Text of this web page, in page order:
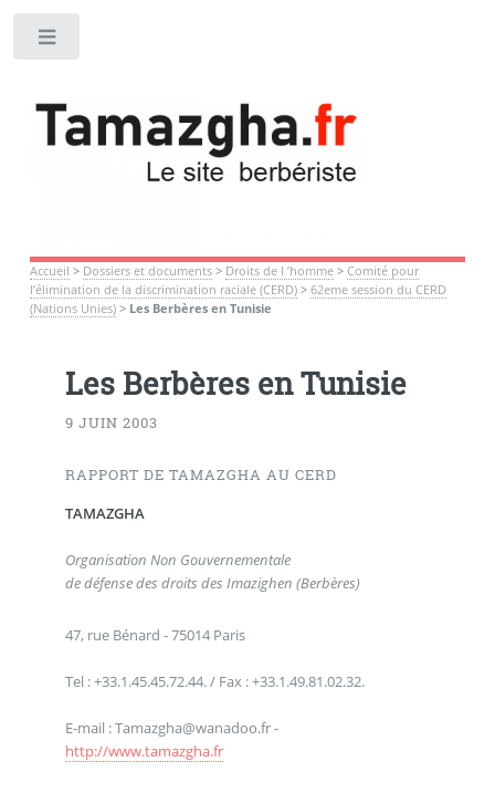
Accueil > Dossiers et documents> Droits de l ’homme> Comité pour
l’élimination de la discrimination raciale (CERD)> 62eme session du CERD
(Nations Unies)> Les Berbères en Tunisie
Les Berbères en Tunisie
9 JUIN 2003
RAPPORT DE TAMAZGHA AU CERD
TAMAZGHA
Organisation Non Gouvernementale
de défense des droits des Imazighen (Berbères)
47, rue Bénard - 75014 Paris
Tel : +33.1.45.45.72.44. / Fax : +33.1.49.81.02.32.
E-mail : Tamazgha@wanadoo.fr -
http://www.tamazgha.fr